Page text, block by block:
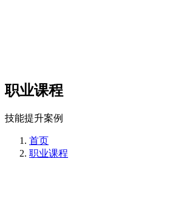
职业课程
技能提升案例
首页
职业课程